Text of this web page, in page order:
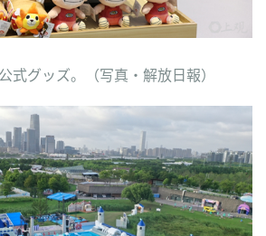
式グッズ。（写真・解放日報）